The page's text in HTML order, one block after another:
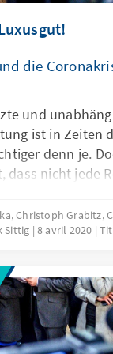
die
und
ist in Zeiten
denn je.
dass nicht jede
Christoph Grabitz,
Sittig 8 avril 2020